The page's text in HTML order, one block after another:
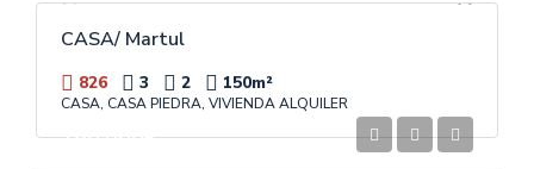
CASA/ Martul
826 3 2 150m²
CASA, CASA PIEDRA, VIVIENDA ALQUILER
180.000€